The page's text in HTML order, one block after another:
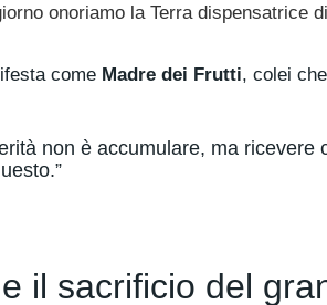
onoriamo la Terra dispensatrice
come Madre dei Frutti, colei
non è accumulare, ma ricevere
il sacrificio del